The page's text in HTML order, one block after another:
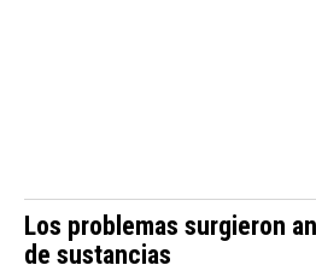
Los problemas surgieron
de sustancias